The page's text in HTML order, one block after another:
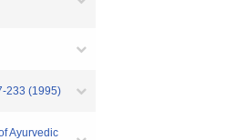
233 (1995)
Ayurvedic